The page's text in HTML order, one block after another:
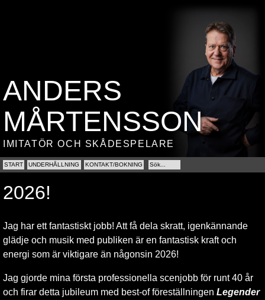
ANDERS
MÅRTENSSON
IMITATÖR OCH SKÅDESPELARE
START UNDERHÅLLNING KONTAKT/BOKNING
2026!
Jag har ett fantastiskt jobb! Att få dela skratt, igenkännande
glädje och musik med publiken är en fantastisk kraft och
energi som är viktigare än någonsin 2026!
Jag gjorde mina första professionella scenjobb för runt 40 år
och firar detta jubileum med best-of föreställningen Legender